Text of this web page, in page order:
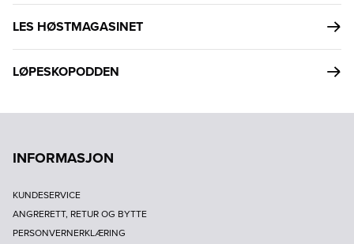
LES HØSTMAGASINET
LØPESKOPODDEN
INFORMASJON
KUNDESERVICE
ANGRERETT, RETUR OG BYTTE
PERSONVERNERKLÆRING